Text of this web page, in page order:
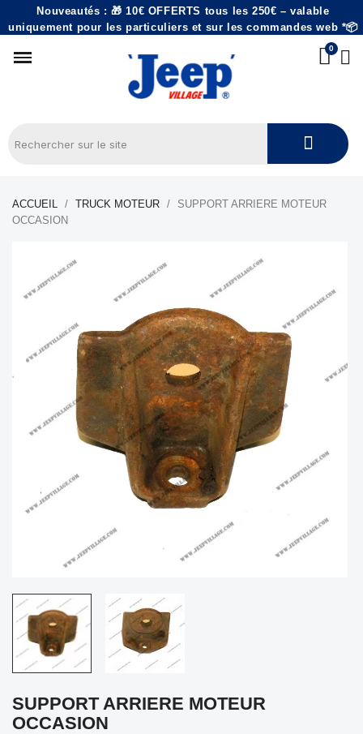
Nouveautés : 🎁 10€ OFFERTS tous les 250€ – valable
uniquement pour les particuliers et sur les commandes web *📦
ACCUEIL TRUCK MOTEUR
SUPPORT ARRIERE MOTEUR
OCCASION
SUPPORT ARRIERE MOTEUR
OCCASION